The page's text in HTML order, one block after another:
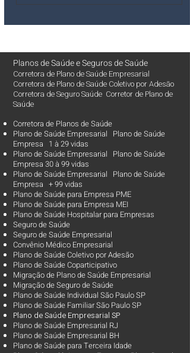
Planos de SaúdeeSeguros de Saúde
Corretora de Plano de Saúde Empresarial
Corretora de Plano de Saúde Coletivo por Adesão
Corretora de Seguro Saúde Corretor de Plano de
Saúde
Corretora de Planos de Saúde
Plano de Saúde Empresarial Plano de Saúde
Empresa 1 à 29 vidas
Plano de Saúde Empresarial Plano de Saúde
Empresa 30 à 99 vidas ​
Plano de Saúde Empresarial Plano de Saúde
Empresa + 99 vidas
Plano de Saúde para Empresa PME
Plano de Saúde para Empresa MEI
Plano de Saúde Hospitalar para Empresas
Seguro de Saúde
Seguro de Saúde Empresarial
Convênio Médico Empresarial
Plano de Saúde Coletivo por Adesão
Plano de Saúde Coparticipativo
Migração de Plano de Saúde Empresarial
Migração de Seguro de Saúde
Plano de Saúde Individual São Paulo SP
Plano de Saúde Familiar São Paulo SP
Plano de Saúde Empresarial SP
Plano de Saúde Empresarial RJ
Plano de Saúde Empresarial BH
Plano de Saúde para Terceira Idade